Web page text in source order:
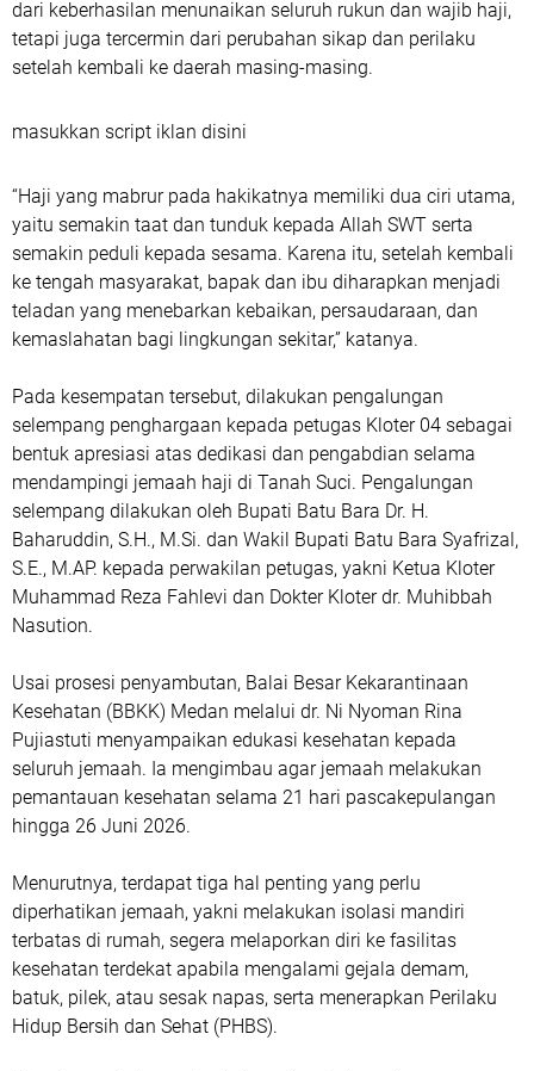
dari keberhasilan menunaikan seluruh rukun dan wajib haji,
tetapi juga tercermin dari perubahan sikap dan perilaku
setelah kembali ke daerah masing-masing.
masukkan script iklan disini
“Haji yang mabrur pada hakikatnya memiliki dua ciri utama,
yaitu semakin taat dan tunduk kepada Allah SWT serta
semakin peduli kepada sesama. Karena itu, setelah kembali
ke tengah masyarakat, bapak dan ibu diharapkan menjadi
teladan yang menebarkan kebaikan, persaudaraan, dan
kemaslahatan bagi lingkungan sekitar,” katanya.
Pada kesempatan tersebut, dilakukan pengalungan
selempang penghargaan kepada petugas Kloter 04 sebagai
bentuk apresiasi atas dedikasi dan pengabdian selama
mendampingi jemaah haji di Tanah Suci. Pengalungan
selempang dilakukan oleh Bupati Batu Bara Dr. H.
Baharuddin, S.H., M.Si. dan Wakil Bupati Batu Bara Syafrizal,
S.E., M.AP. kepada perwakilan petugas, yakni Ketua Kloter
Muhammad Reza Fahlevi dan Dokter Kloter dr. Muhibbah
Nasution.
Usai prosesi penyambutan, Balai Besar Kekarantinaan
Kesehatan (BBKK) Medan melalui dr. Ni Nyoman Rina
Pujiastuti menyampaikan edukasi kesehatan kepada
seluruh jemaah. Ia mengimbau agar jemaah melakukan
pemantauan kesehatan selama 21 hari pascakepulangan
hingga 26 Juni 2026.
Menurutnya, terdapat tiga hal penting yang perlu
diperhatikan jemaah, yakni melakukan isolasi mandiri
terbatas di rumah, segera melaporkan diri ke fasilitas
kesehatan terdekat apabila mengalami gejala demam,
batuk, pilek, atau sesak napas, serta menerapkan Perilaku
Hidup Bersih dan Sehat (PHBS).